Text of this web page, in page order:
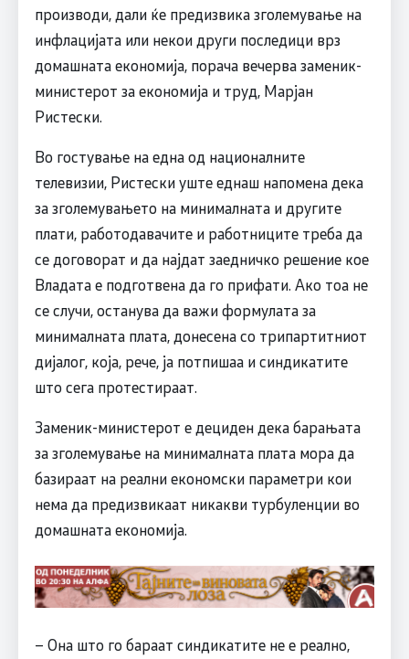
производи, дали ќе предизвика зголемување на
инфлацијата или некои други последици врз
домашната економија, порача вечерва заменик-
министерот за економија и труд, Марјан
Ристески.
Во гостување на една од националните
телевизии, Ристески уште еднаш напомена дека
за зголемувањето на минималната и другите
плати, работодавачите и работниците треба да
се договорат и да најдат заедничко решение кое
Владата е подготвена да го прифати. Ако тоа не
се случи, останува да важи формулата за
минималната плата, донесена со трипартитниот
дијалог, која, рече, ја потпишаа и синдикатите
што сега протестираат.
Заменик-министерот е дециден дека барањата
за зголемување на минималната плата мора да
базираат на реални економски параметри кои
нема да предизвикаат никакви турбуленции во
домашната економија.
– Она што го бараат синдикатите не е реално,